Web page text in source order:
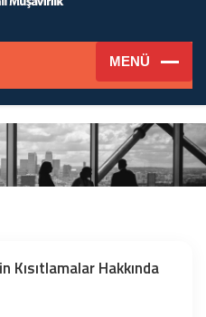
Hakkında